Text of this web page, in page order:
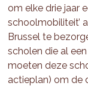
om elke drie jaar
schoolmobiliteit’
Brussel te
scholen die al
moeten deze
actieplan) om de